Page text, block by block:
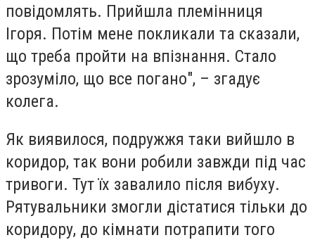
повідомлять. Прийшла племінниця
Ігоря. Потім мене покликали та сказали,
що треба пройти на впізнання. Стало
зрозуміло, що все погано", – згадує
колега.
Як виявилося, подружжя таки вийшло в
коридор, так вони робили завжди під час
тривоги. Тут їх завалило після вибуху.
Рятувальники змогли дістатися тільки до
коридору, до кімнати потрапити того